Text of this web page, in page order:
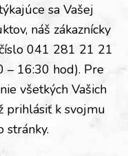
sa Vašej
náš zákaznícky
041 281 21 21
– 16:30 hod). Pre
všetkých Vašich
prihlásiť k svojmu
stránky.